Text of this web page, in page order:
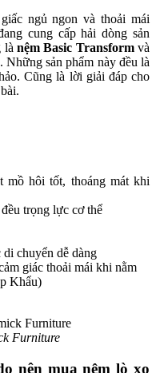
ngủ ngon và thoải mái
cung cấp hải dòng sản
lànệm Basic Transformvà
. Những sản phẩm này đều là
Cũng là lời giải đáp cho
mồ hôi tốt, thoáng mát khi
trọng lực cơ thể
chuyển dễ dàng
giác thoải mái khi nằm
Khẩu)
Furniture
nên mua nệm lò xo